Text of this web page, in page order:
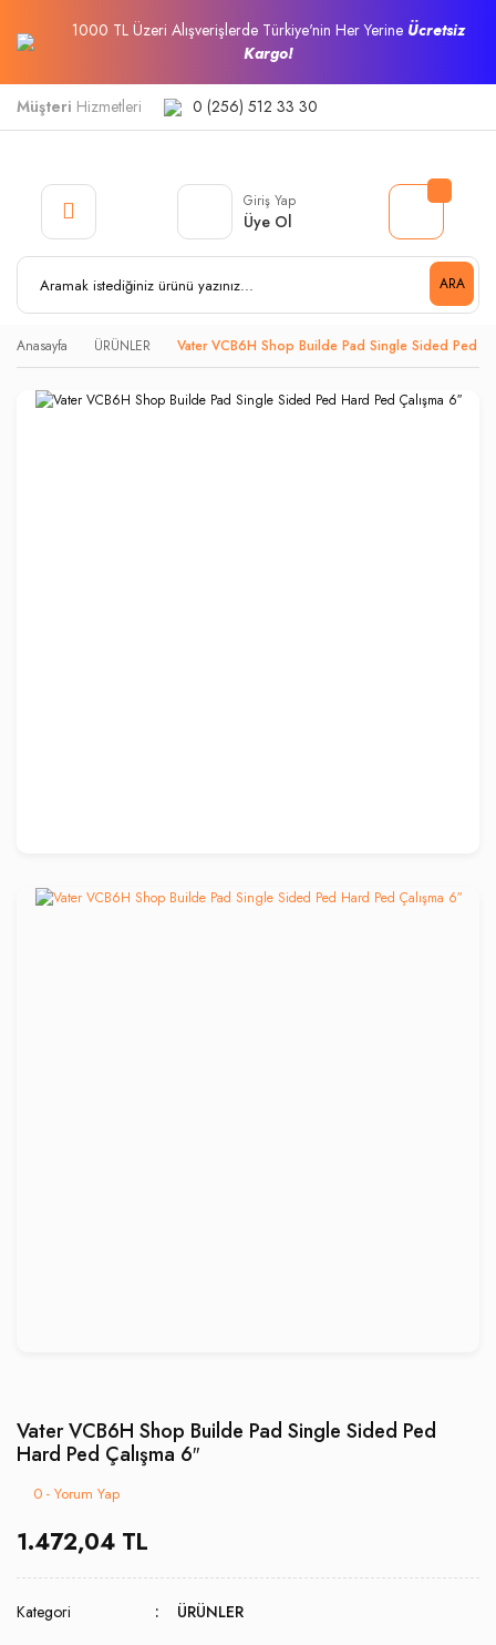
1000 TL Üzeri Alışverişlerde Türkiye'nin Her Yerine Ücretsiz
Kargo!
Müşteri Hizmetleri 0 (256) 512 33 30
ARA
Giriş Yap
Üye Ol
Anasayfa ÜRÜNLER Vater VCB6H Shop Builde Pad Single Sided Ped
Vater VCB6H Shop Builde Pad Single Sided Ped
Hard Ped Çalışma 6′′
0 - Yorum Yap
1.472,04 TL
Kategori ÜRÜNLER